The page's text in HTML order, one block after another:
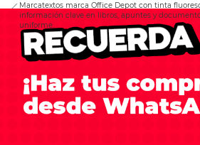
Marcatextos marca Office Depot con tinta
información clave en libros, apuntes y
uniforme.